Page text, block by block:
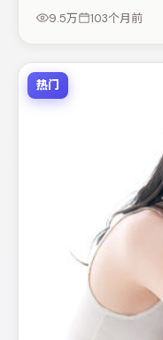
喜欢抠台词与伏笔的
9.5万 103个月前
热门